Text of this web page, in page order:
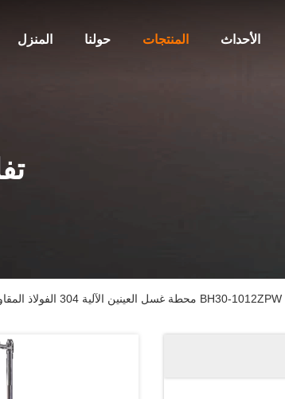
المنزل حولنا المنتجات الأحداث
BH30-1012ZPW محطة غسل العينين الآلية 304 الفولاذ المقاوم للصدأ ANSI Z358.1